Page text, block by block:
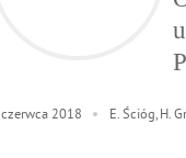
czerwca 2018 E. Ścióg, H.